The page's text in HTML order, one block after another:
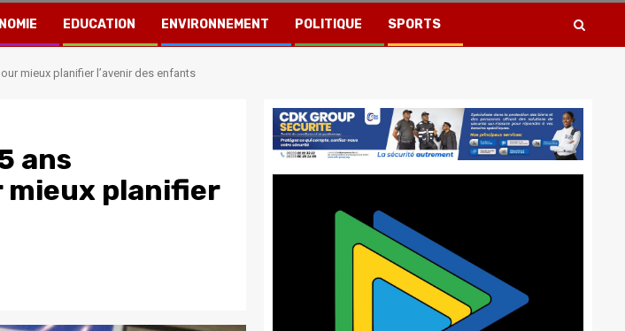
EDUCATION ENVIRONNEMENT POLITIQUE SPORTS
mieux planifier l’avenir des enfants
ans
mieux planifier